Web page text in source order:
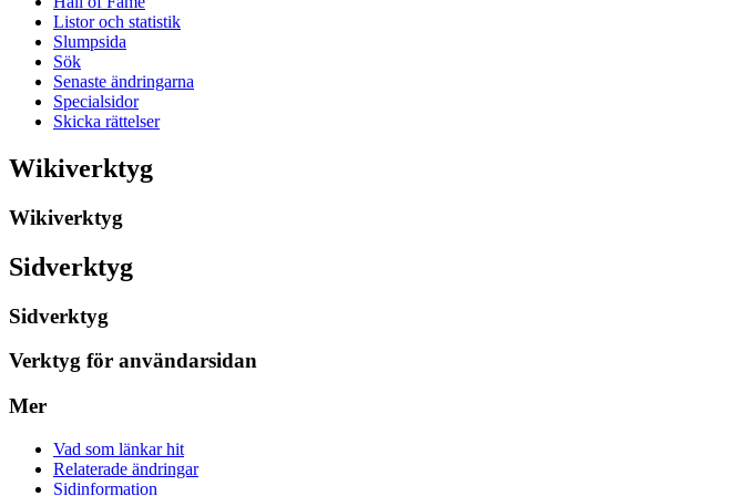
Listor och statistik
Slumpsida
Sök
Senaste ändringarna
Specialsidor
Skicka rättelser
Wikiverktyg
Wikiverktyg
Sidverktyg
Sidverktyg
Verktyg för användarsidan
Mer
Vad som länkar hit
Relaterade ändringar
Sidinformation